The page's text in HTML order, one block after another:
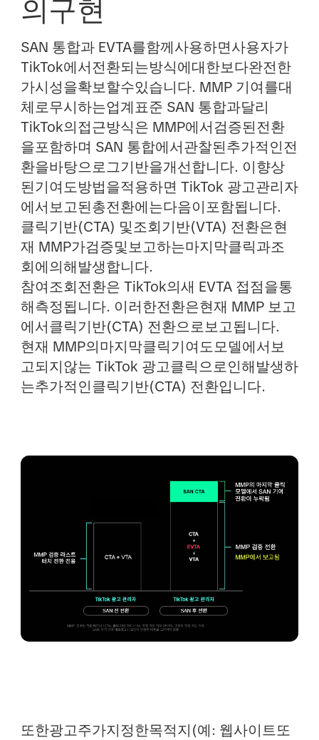
의구현
SAN 통합과 EVTA를함께사용하면사용자가
TikTok에서전환되는방식에대한보다완전한
가시성을확보할수있습니다. MMP 기여를대
체로무시하는업계표준 SAN 통합과달리
TikTok의접근방식은 MMP에서검증된전환
을포함하며 SAN 통합에서관찰된추가적인전
환을바탕으로그기반을개선합니다. 이향상
된기여도방법을적용하면 TikTok 광고관리자
에서보고된총전환에는다음이포함됩니다.
클릭기반(CTA) 및조회기반(VTA) 전환은현
재 MMP가검증및보고하는마지막클릭과조
회에의해발생합니다.
참여조회전환은 TikTok의새 EVTA 접점을통
해측정됩니다. 이러한전환은현재 MMP 보고
에서클릭기반(CTA) 전환으로보고됩니다.
현재 MMP의마지막클릭기여도모델에서보
고되지않는 TikTok 광고클릭으로인해발생하
는추가적인클릭기반(CTA) 전환입니다.
또한광고주가지정한목적지(예: 웹사이트또